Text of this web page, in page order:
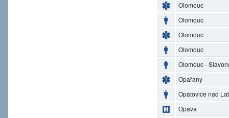
Olomouc
Olomouc
Olomouc
Olomouc
Olomouc -
Opařany
Opatovice nad
Opava